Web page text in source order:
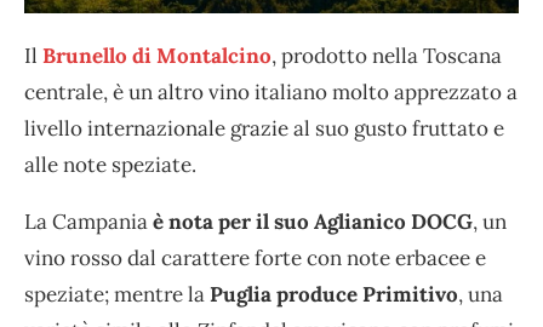
Il Brunello di Montalcino, prodotto nella Toscana
centrale, è un altro vino italiano molto apprezzato a
livello internazionale grazie al suo gusto fruttato e
alle note speziate.
La Campaniaè nota per il suo Aglianico DOCG, un
vino rosso dal carattere forte con note erbacee e
speziate; mentre laPuglia produce Primitivo, una